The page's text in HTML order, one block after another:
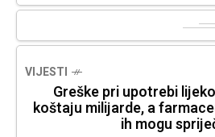
VIJESTI
Greške pri upotrebi
koštaju milijarde, a
ih mogu